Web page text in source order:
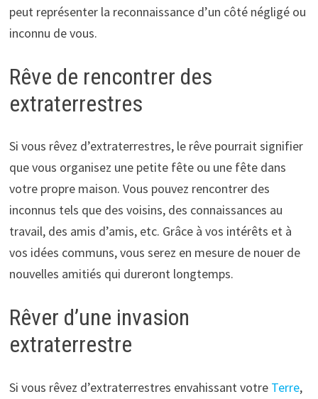
peut représenter la reconnaissance d’un côté négligé ou
inconnu de vous.
Rêve de rencontrer des
extraterrestres
Si vous rêvez d’extraterrestres, le rêve pourrait signifier
que vous organisez une petite fête ou une fête dans
votre propre maison. Vous pouvez rencontrer des
inconnus tels que des voisins, des connaissances au
travail, des amis d’amis, etc. Grâce à vos intérêts et à
vos idées communs, vous serez en mesure de nouer de
nouvelles amitiés qui dureront longtemps.
Rêver d’une invasion
extraterrestre
Si vous rêvez d’extraterrestres envahissant votre Terre,